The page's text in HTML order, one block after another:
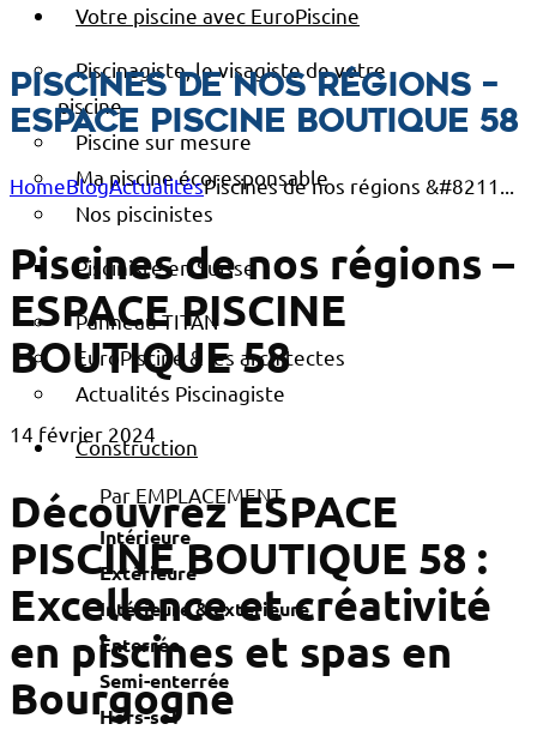
Votre piscine avec EuroPiscine
Piscinagiste, le visagiste de votre
piscine
Piscine sur mesure
Ma piscine écoresponsable
Nos piscinistes
Pisciniste en Suisse
Panneau TITAN
EuroPiscine & les architectes
Actualités Piscinagiste
Construction
Par EMPLACEMENT
Intérieure
Extérieure
Intérieure & extérieure
Enterrée
Semi-enterrée
Hors-sol
Piscines de nos régions –
ESPACE PISCINE BOUTIQUE 58
HomeBlogActualitésPiscines de nos régions &#8211...
Piscines de nos régions –
ESPACE PISCINE
BOUTIQUE 58
14 février 2024
Découvrez ESPACE
PISCINE BOUTIQUE 58 :
Excellence et créativité
en piscines et spas en
Bourgogne